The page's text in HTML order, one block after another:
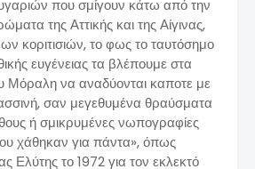
που σμίγουν κάτω από την
της Αττικής και της Αίγινας,
κοριτισιών, το φως το ταυτόσημο
ευγένειας τα βλέπουμε στα
Μόραλη να αναδύονται καποτε με
σαν μεγεθυμένα θραύσματα
ή σμικρυμένες νωπογραφίες
χάθηκαν για πάντα», όπως
Ελύτης το 1972 για τον εκλεκτό